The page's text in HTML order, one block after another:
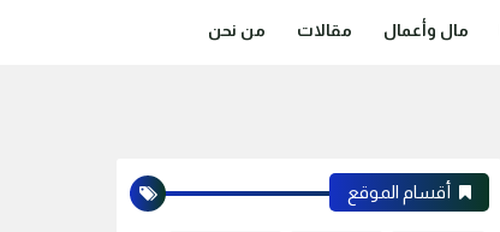
مال وأعمال مقالات من نحن
أقسام الموقع